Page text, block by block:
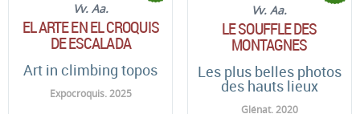
Vv. Aa.
EL ARTE EN EL CROQUIS
DE ESCALADA
Art in climbing topos
Expocroquis. 2025
Vv. Aa.
LE SOUFFLE DES
MONTAGNES
Les plus belles photos
des hauts lieux
Glénat. 2020